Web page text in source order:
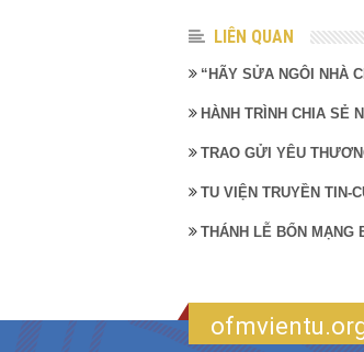
LIÊN QUAN
“HÃY SỬA NGÔI NHÀ
HÀNH TRÌNH CHIA SẺ
TRAO GỬI YÊU
TU VIỆN TRUYỀN TIN-
THÁNH LỄ BỔN MẠNG